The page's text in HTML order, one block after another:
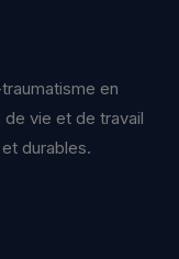
en
vie et de travail
durables.